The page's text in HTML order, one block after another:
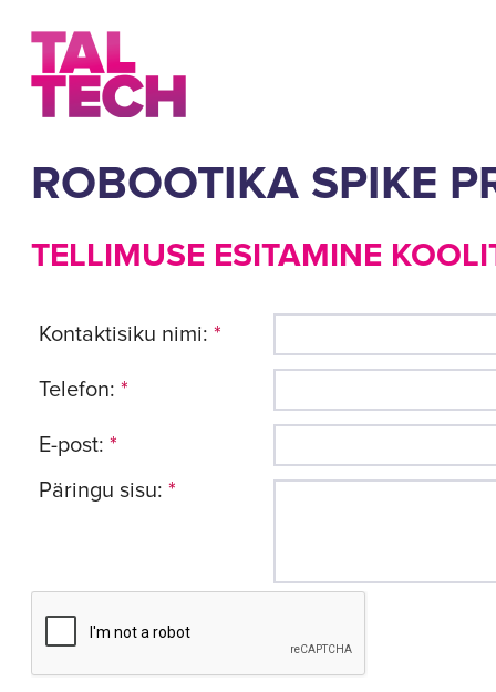
ROBOOTIKA SPIKE
TELLIMUSE ESITAMINE
Kontaktisiku nimi: *
Telefon: *
E-post: *
Päringu sisu: *